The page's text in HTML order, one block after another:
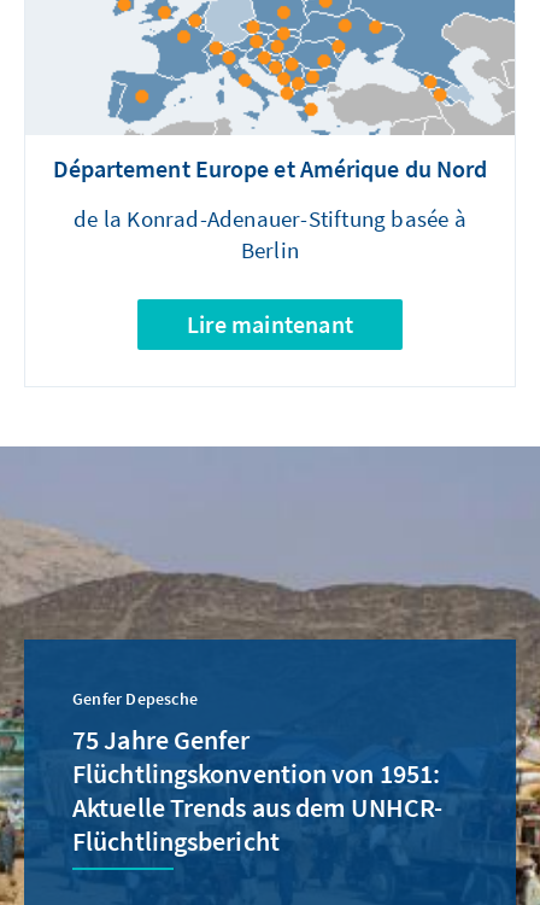
Chinas aussprach - wozu auch Fragen im
Zusammenhang mit Xinjiang, Hongkong oder
Tibet gehörten.
Département Europe et Amérique du Nord
de la Konrad-Adenauer-Stiftung basée à
Berlin
Lire maintenant
Genfer Depesche
75 Jahre Genfer
Flüchtlingskonvention von 1951:
Aktuelle Trends aus dem UNHCR-
Flüchtlingsbericht